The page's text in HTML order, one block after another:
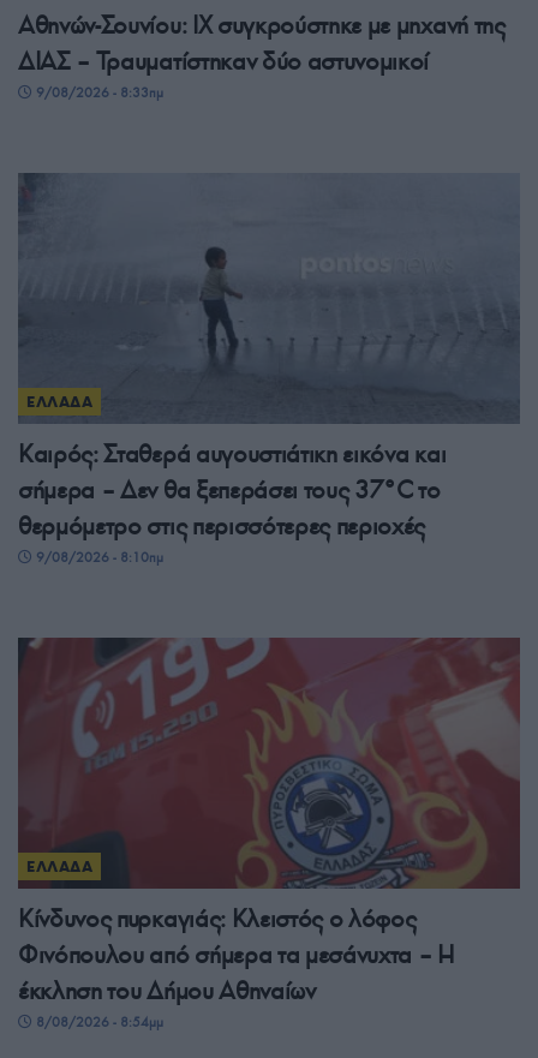
Αθηνών-Σουνίου: ΙΧ συγκρούστηκε με μηχανή της
ΔΙΑΣ – Τραυματίστηκαν δύο αστυνομικοί
9/08/2026 - 8:33πμ
ΕΛΛΑΔΑ
Καιρός: Σταθερά αυγουστιάτικη εικόνα και
σήμερα – Δεν θα ξεπεράσει τους 37°C το
θερμόμετρο στις περισσότερες περιοχές
9/08/2026 - 8:10πμ
ΕΛΛΑΔΑ
Κίνδυνος πυρκαγιάς: Κλειστός ο λόφος
Φινόπουλου από σήμερα τα μεσάνυχτα – Η
έκκληση του Δήμου Αθηναίων
8/08/2026 - 8:54μμ